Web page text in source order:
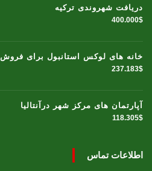
دریافت شهروندی ترکیه
400.000$
خانه های لوکس استانبول برای فروش
237.183$
آپارتمان های مرکز شهر درآنتالیا
118.305$
اطلاعات تماس